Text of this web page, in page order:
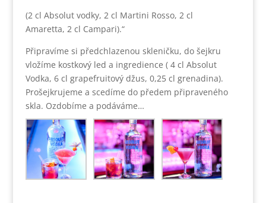
(2 cl Absolut vodky, 2 cl Martini Rosso, 2 cl
Amaretta, 2 cl Campari).“
Připravíme si předchlazenou skleničku, do šejkru
vložíme kostkový led a ingredience ( 4 cl Absolut
Vodka, 6 cl grapefruitový džus, 0,25 cl grenadina).
Prošejkrujeme a scedíme do předem připraveného
skla. Ozdobíme a podáváme…